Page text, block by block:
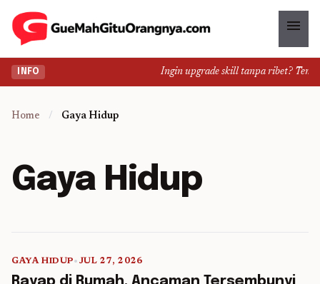
menu
INFO Ingin upgrade skill tanpa ribet?
Home / Gaya Hidup
Gaya Hidup
5 min read
GAYA HIDUP• JUL 27, 2026